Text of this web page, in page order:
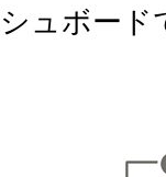
シュボード